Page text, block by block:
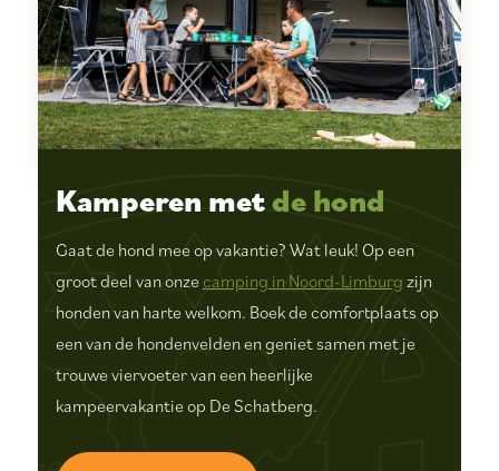
Kamperen metde hond
Gaat de hond mee op vakantie? Wat leuk! Op een
groot deel van onze camping in Noord-Limburg zijn
honden van harte welkom. Boek de comfortplaats op
een van de hondenvelden en geniet samen met je
trouwe viervoeter van een heerlijke
kampeervakantie op De Schatberg.